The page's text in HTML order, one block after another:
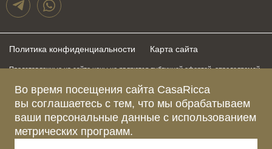
Во время посещения сайта CasaRicca
вы соглашаетесь с тем, что мы обрабатываем
ваши персональные данные с использованием
метрических программ.
Политика конфиденциальности Карта сайта
Представленные на сайте цены не являются публичной офертой, определяемой
быть изменены в любое время без предупреждения. Для получения актуальной и
подробной информации о стоимости, сроках и условиях поставки просьба
обращаться к менеджерам по указанным выше телефонам
Зарегистрированное название компании